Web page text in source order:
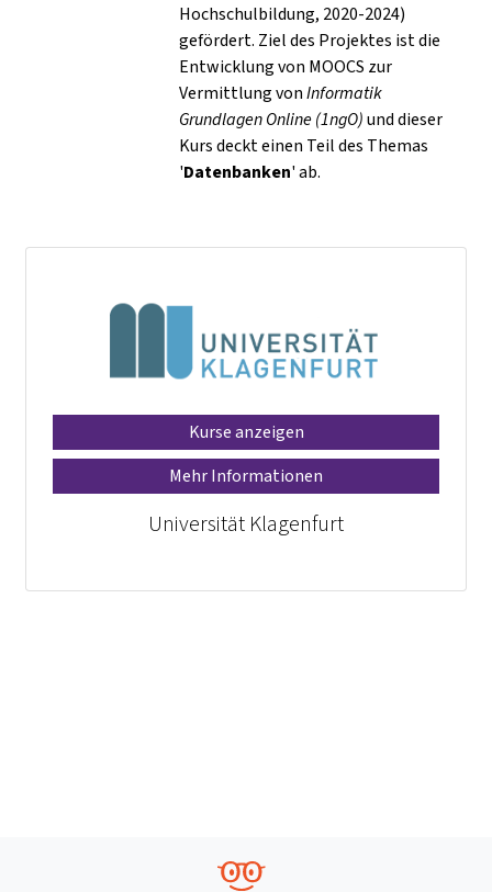
Hochschulbildung, 2020-2024)
gefördert. Ziel des Projektes ist die
Entwicklung von MOOCS zur
Vermittlung vonInformatik
Grundlagen Online (1ngO)und dieser
Kurs deckt einen Teil des Themas
'Datenbanken' ab.
Kurse anzeigen
Mehr Informationen
Universität Klagenfurt